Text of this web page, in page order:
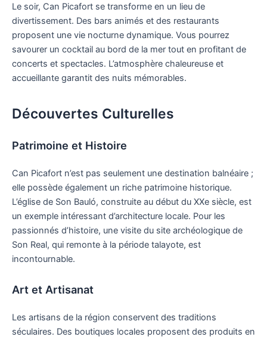
Le soir, Can Picafort se transforme en un lieu de
divertissement. Des bars animés et des restaurants
proposent une vie nocturne dynamique. Vous pourrez
savourer un cocktail au bord de la mer tout en profitant de
concerts et spectacles. L’atmosphère chaleureuse et
accueillante garantit des nuits mémorables.
Découvertes Culturelles
Patrimoine et Histoire
Can Picafort n’est pas seulement une destination balnéaire ;
elle possède également un riche patrimoine historique.
L’église de Son Bauló, construite au début du XXe siècle, est
un exemple intéressant d’architecture locale. Pour les
passionnés d’histoire, une visite du site archéologique de
Son Real, qui remonte à la période talayote, est
incontournable.
Art et Artisanat
Les artisans de la région conservent des traditions
séculaires. Des boutiques locales proposent des produits en